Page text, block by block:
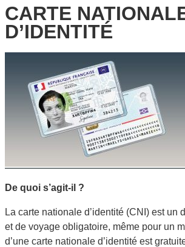
CARTE
D’IDENTITÉ
De quoi s’agit-il ?
La carte nationale d’identité (CNI) est un
et de voyage obligatoire, même pour un
d’une carte nationale d’identité est